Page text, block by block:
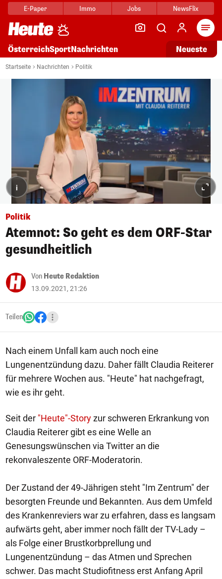
E-Paper Immo Jobs NewsFlix
ÖsterreichSportNachrichten Neueste
Startseite Nachrichten Politik
i
Politik
Atemnot: So geht es dem ORF-Star
gesundheitlich
Von Heute Redaktion
13.09.2021, 21:26
Teilen
Nach einem Unfall kam auch noch eine
Lungenentzündung dazu. Daher fällt Claudia Reiterer
für mehrere Wochen aus. "Heute" hat nachgefragt,
wie es ihr geht.
Seit der "Heute"-Storyzur schweren Erkrankung von
Claudia Reiterer gibt es eine Welle an
Genesungswünschen via Twitter an die
rekonvaleszente ORF-Moderatorin.
Der Zustand der 49-Jährigen steht "Im Zentrum" der
besorgten Freunde und Bekannten. Aus dem Umfeld
des Krankenreviers war zu erfahren, dass es langsam
aufwärts geht, aber immer noch fällt der TV-Lady –
als Folge einer Brustkorbprellung und
Lungenentzündung – das Atmen und Sprechen
schwer. Das macht Studiofitness erst Anfang April